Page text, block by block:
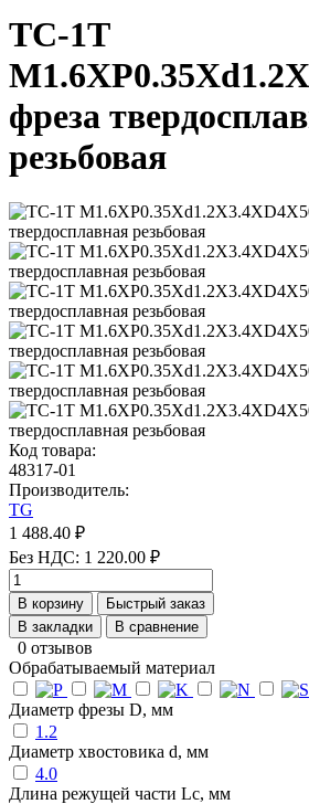
TC-1T
фреза
резьбовая
Код товара:
48317-01
Производитель:
TG
1 488.40 ₽
Без НДС: 1 220.00 ₽
В корзину
Быстрый заказ
В закладки
В сравнение
0 отзывов
Обрабатываемый материал
Диаметр фрезы D, мм
1.2
Диаметр хвостовика d, мм
4.0
Длина режущей части Lc, мм